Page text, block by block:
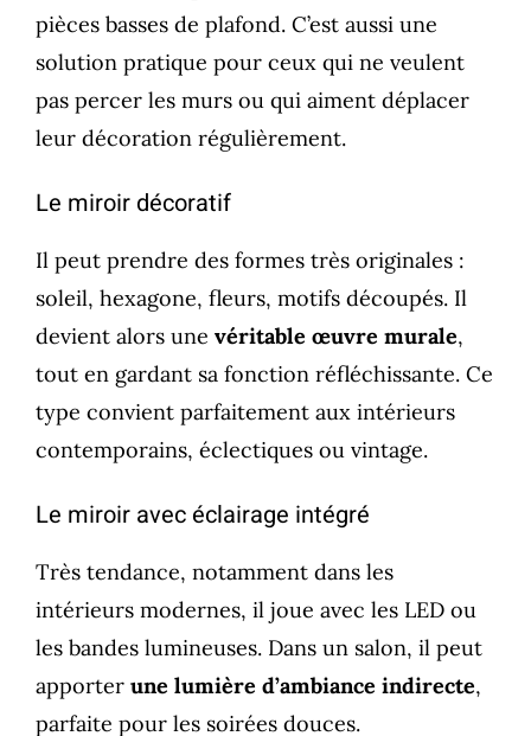
pièces basses de plafond. C’est aussi une
solution pratique pour ceux qui ne veulent
pas percer les murs ou qui aiment déplacer
leur décoration régulièrement.
Le miroir décoratif
Il peut prendre des formes très originales :
soleil, hexagone, fleurs, motifs découpés. Il
devient alors une véritable œuvre murale,
tout en gardant sa fonction réfléchissante. Ce
type convient parfaitement aux intérieurs
contemporains, éclectiques ou vintage.
Le miroir avec éclairage intégré
Très tendance, notamment dans les
intérieurs modernes, il joue avec les LED ou
les bandes lumineuses. Dans un salon, il peut
apporter une lumière d’ambiance indirecte,
parfaite pour les soirées douces.